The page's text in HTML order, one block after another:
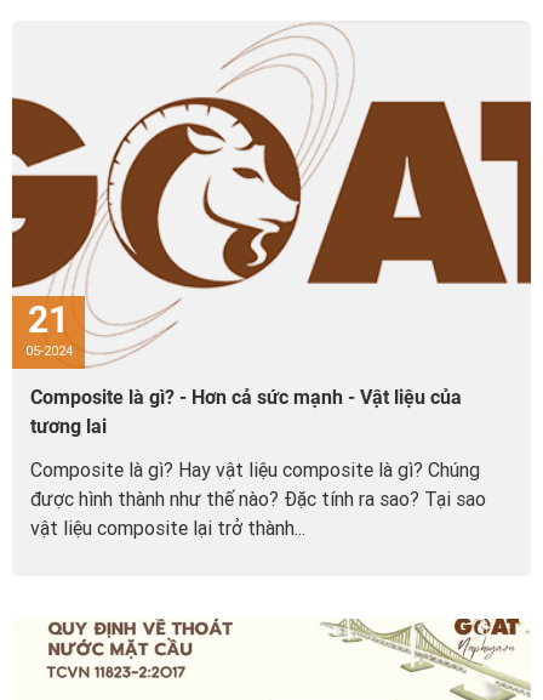
21
05-2024
Composite là gì? - Hơn cả sức mạnh - Vật liệu của
tương lai
Composite là gì? Hay vật liệu composite là gì? Chúng
được hình thành như thế nào? Đặc tính ra sao? Tại sao
vật liệu composite lại trở thành...